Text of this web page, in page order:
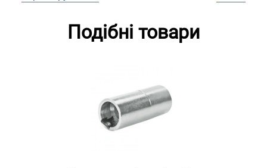
Подібні товари